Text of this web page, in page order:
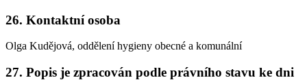
26. Kontaktní osoba
Olga Kudějová, oddělení hygieny obecné a komunální
27. Popis je zpracován podle právního stavu ke dni